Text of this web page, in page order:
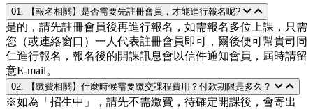
01. 【報名相關】是否需要先註冊會員，才能進行報名呢?
是的，請先註冊會員後再進行報名，如需報名多位上課，只需
您（或連絡窗口）一人代表註冊會員即可，爾後便可幫貴司同
仁進行報名，報名後的開課訊息會以信件通知會員，屆時請留
意E-mail。
02. 【繳費相關】什麼時候需要繳交課程費用？付款期限是多久？
※如為「招生中」，請先不需繳費，待確定開課後，會寄出